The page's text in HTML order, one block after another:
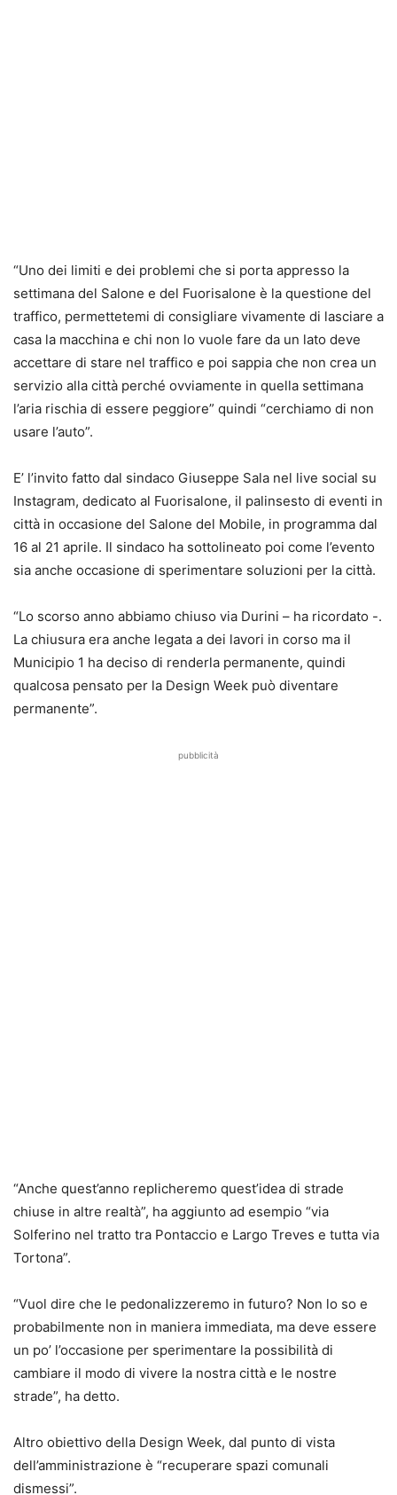
“Uno dei limiti e dei problemi che si porta appresso la
settimana del Salone e del Fuorisalone è la questione del
traffico, permettetemi di consigliare vivamente di lasciare a
casa la macchina e chi non lo vuole fare da un lato deve
accettare di stare nel traffico e poi sappia che non crea un
servizio alla città perché ovviamente in quella settimana
l’aria rischia di essere peggiore” quindi “cerchiamo di non
usare l’auto”.
E’ l’invito fatto dal sindaco Giuseppe Sala nel live social su
Instagram, dedicato al Fuorisalone, il palinsesto di eventi in
città in occasione del Salone del Mobile, in programma dal
16 al 21 aprile. Il sindaco ha sottolineato poi come l’evento
sia anche occasione di sperimentare soluzioni per la città.
“Lo scorso anno abbiamo chiuso via Durini – ha ricordato -.
La chiusura era anche legata a dei lavori in corso ma il
Municipio 1 ha deciso di renderla permanente, quindi
qualcosa pensato per la Design Week può diventare
permanente”.
pubblicità
“Anche quest’anno replicheremo quest’idea di strade
chiuse in altre realtà”, ha aggiunto ad esempio “via
Solferino nel tratto tra Pontaccio e Largo Treves e tutta via
Tortona”.
“Vuol dire che le pedonalizzeremo in futuro? Non lo so e
probabilmente non in maniera immediata, ma deve essere
un po’ l’occasione per sperimentare la possibilità di
cambiare il modo di vivere la nostra città e le nostre
strade”, ha detto.
Altro obiettivo della Design Week, dal punto di vista
dell’amministrazione è “recuperare spazi comunali
dismessi”.